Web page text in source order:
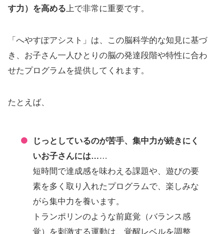
す力）を高める上で非常に重要です。
「へやすぽアシスト」は、この脳科学的な知見に基づ
き、お子さん一人ひとりの脳の発達段階や特性に合わ
せたプログラムを提供してくれます。
たとえば、
じっとしているのが苦手、集中力が続きにく
いお子さんには… …
短時間で達成感を味わえる課題や、遊びの要
素を多く取り入れたプログラムで、楽しみな
がら集中力を養います。
トランポリンのような前庭覚（バランス感
覚）を刺激する運動は、覚醒レベルを調整